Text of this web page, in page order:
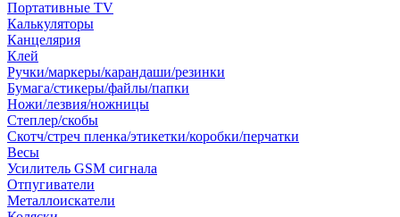
Портативные TV
Калькуляторы
Канцелярия
Клей
Ручки/маркеры/карандаши/резинки
Бумага/стикеры/файлы/папки
Ножи/лезвия/ножницы
Степлер/скобы
Скотч/стреч пленка/этикетки/коробки/перчатки
Весы
Усилитель GSM сигнала
Отпугиватели
Металлоискатели